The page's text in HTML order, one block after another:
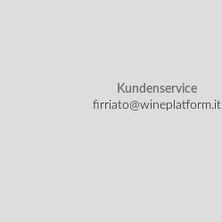
Kundenservice
firriato@wineplatform.it